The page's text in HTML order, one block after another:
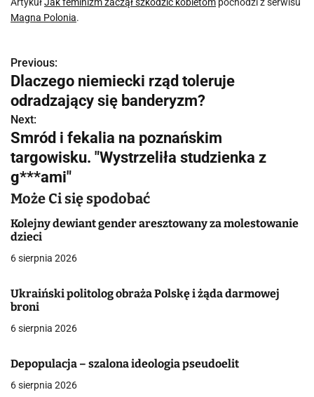
Magna Polonia.
N
a
w
i
g
a
c
j
w
p
i
s
Previous:
Dlaczego niemiecki rząd toleruje
odradzający się banderyzm?
Next:
Smród i fekalia na poznańskim
targowisku. "Wystrzeliła studzienka z
g***ami"
Może Ci się spodobać
Kolejny dewiant gender aresztowany za molestowanie
dzieci
6 sierpnia 2026
Ukraiński politolog obraża Polskę i żąda darmowej
broni
6 sierpnia 2026
Depopulacja – szalona ideologia pseudoelit
6 sierpnia 2026